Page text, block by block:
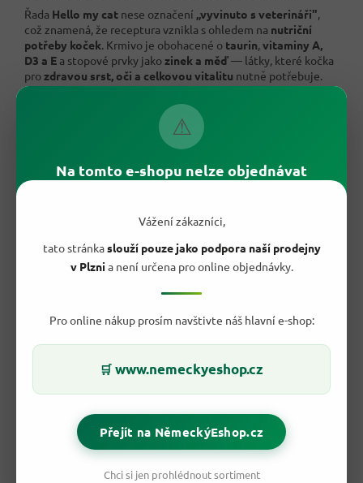
⚠
Na tomto e-shopu nelze objednávat
Vážení zákazníci,
tato stránkaslouží pouze jako podpora naší prodejny
v Plznia není určena pro online objednávky.
Pro online nákup prosím navštivte náš hlavní e-shop:
🛒 www.nemeckyeshop.cz
Přejít na NěmeckýEshop.cz
Chci si jen prohlédnout sortiment
Řada Hello my cat nese označení „vyvinuto s veterináři",
což znamená, že receptura vznikla s ohledem na nutriční
potřeby koček. Krmivo je obohacené o taurin,vitaminy A,
D3 a E a stopové prvky jakozinek a měď— látky, které kočka
prozdravou srst, oči a celkovou vitalitu nutně potřebuje.
⚖️ Co dostanete navíc oproti běžné
konzervě?
Mnoho levných konzerv vsází hlavně navodu a aroma
Hello my cat naopak nabízípoznatelné kousky masa
chutné omáčce
přidané vitamíny i minerály
. Místo
nevýrazné kaše tak vaše kočka dostane jídlo, které
zaujme chuťověa zároveň májasně deklarované složení